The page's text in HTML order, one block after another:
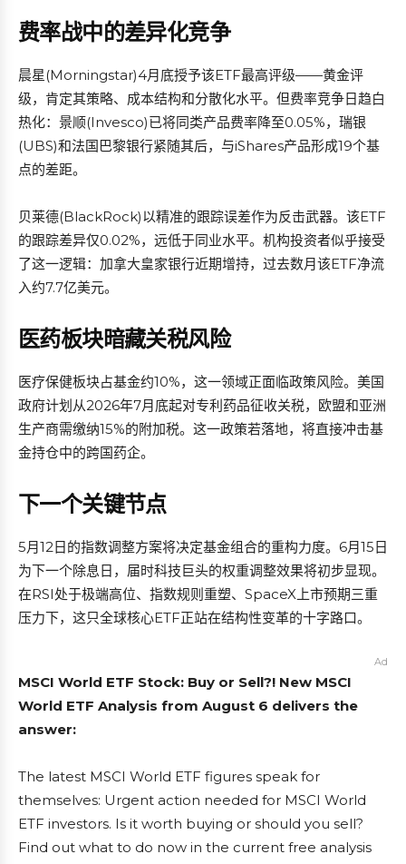
费率战中的差异化竞争
晨星(Morningstar)4月底授予该ETF最高评级——黄金评
级，肯定其策略、成本结构和分散化水平。但费率竞争日趋白
热化：景顺(Invesco)已将同类产品费率降至0.05%，瑞银
(UBS)和法国巴黎银行紧随其后，与iShares产品形成19个基
点的差距。
贝莱德(BlackRock)以精准的跟踪误差作为反击武器。该ETF
的跟踪差异仅0.02%，远低于同业水平。机构投资者似乎接受
了这一逻辑：加拿大皇家银行近期增持，过去数月该ETF净流
入约7.7亿美元。
医药板块暗藏关税风险
医疗保健板块占基金约10%，这一领域正面临政策风险。美国
政府计划从2026年7月底起对专利药品征收关税，欧盟和亚洲
生产商需缴纳15%的附加税。这一政策若落地，将直接冲击基
金持仓中的跨国药企。
下一个关键节点
5月12日的指数调整方案将决定基金组合的重构力度。6月15日
为下一个除息日，届时科技巨头的权重调整效果将初步显现。
在RSI处于极端高位、指数规则重塑、SpaceX上市预期三重
压力下，这只全球核心ETF正站在结构性变革的十字路口。
Ad
MSCI World ETF Stock: Buy or Sell?! New MSCI
World ETF Analysis from August 6 delivers the
answer:
The latest MSCI World ETF figures speak for
themselves: Urgent action needed for MSCI World
ETF investors. Is it worth buying or should you sell?
Find out what to do now in the current free analysis